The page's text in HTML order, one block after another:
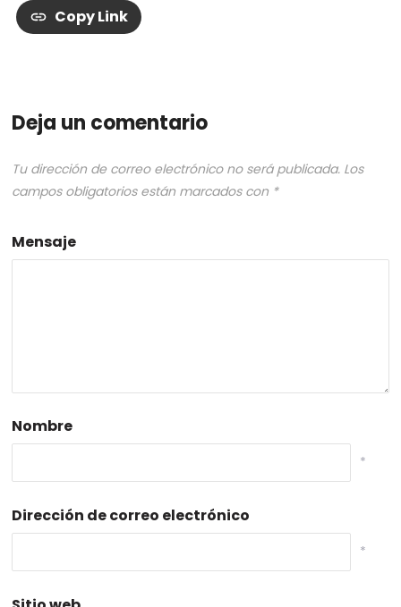
Copy Link
Deja un comentario
Tu dirección de correo electrónico no será publicada. Los
campos obligatorios están marcados con *
Mensaje
Nombre
*
Dirección de correo electrónico
*